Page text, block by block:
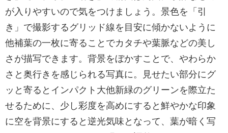
が入りやすいので気をつけましょう。景色を「引
き」で撮影するグリッド線を目安に傾かないように
他補葉の一枚に寄ることでカタチや葉脈などの美し
さが描写できます。背景をぼかすことで、やわらか
さと奥行きを感じられる写真に。見せたい部分にグ
ッと寄るとインパクト大他新緑のグリーンを際立た
せるために、少し彩度を高めにすると鮮やかな印象
に空を背景にすると逆光気味となって、葉が暗く写